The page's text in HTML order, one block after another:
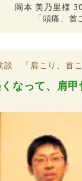
岡本 美乃里様
「頭痛、首
「肩こり、首こ
くなって、肩